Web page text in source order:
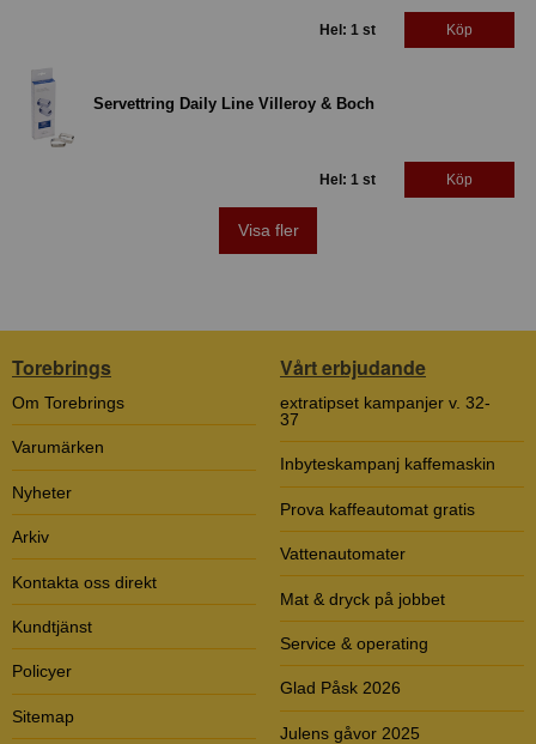
Hel: 1 st Köp
Servettring Daily Line Villeroy & Boch
Hel: 1 st Köp
Visa fler
Torebrings
Om Torebrings
Varumärken
Nyheter
Arkiv
Kontakta oss direkt
Kundtjänst
Policyer
Sitemap
Vårt erbjudande
extratipset kampanjer v. 32-
37
Inbyteskampanj kaffemaskin
Prova kaffeautomat gratis
Vattenautomater
Mat & dryck på jobbet
Service & operating
Glad Påsk 2026
Julens gåvor 2025